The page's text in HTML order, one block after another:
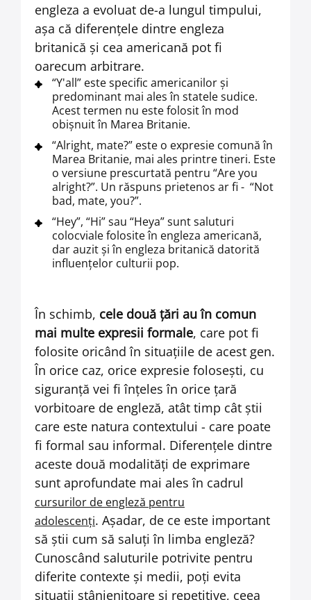
engleza a evoluat de-a lungul timpului,
așa că diferențele dintre engleza
britanică și cea americană pot fi
oarecum arbitrare.
“Y'all” este specific americanilor și
predominant mai ales în statele sudice.
Acest termen nu este folosit în mod
obișnuit în Marea Britanie.
“Alright, mate?” este o expresie comună în
Marea Britanie, mai ales printre tineri. Este
o versiune prescurtată pentru “Are you
alright?”. Un răspuns prietenos ar fi - “Not
bad, mate, you?”.
“Hey”, “Hi” sau “Heya” sunt saluturi
colocviale folosite în engleza americană,
dar auzit și în engleza britanică datorită
influențelor culturii pop.
În schimb, cele două țări au în comun
mai multe expresii formale, care pot fi
folosite oricând în situațiile de acest gen.
În orice caz, orice expresie folosești, cu
siguranță vei fi înțeles în orice țară
vorbitoare de engleză, atât timp cât știi
care este natura contextului - care poate
fi formal sau informal. Diferențele dintre
aceste două modalități de exprimare
sunt aprofundate mai ales în cadrul
cursurilor de engleză pentru
adolescenți. Așadar, de ce este important
să știi cum să saluți în limba engleză?
Cunoscând saluturile potrivite pentru
diferite contexte și medii, poți evita
situații stânjenitoare și repetitive, ceea